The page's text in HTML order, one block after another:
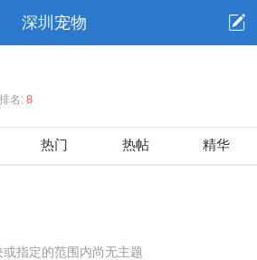
深圳宠物
排名: 8
热门 热帖 精华
或指定的范围内尚无主题